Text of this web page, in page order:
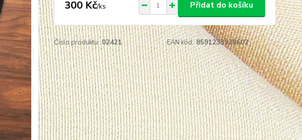
300 Kč/ks Přidat do košíku
Číslo produktu: 02421 EAN kód: 8591233928602